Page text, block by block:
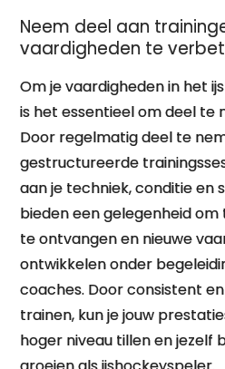
Neem deel aan
vaardigheden te
Om je vaardigheden in het
is het essentieel om deel te
Door regelmatig deel te
gestructureerde
aan je techniek, conditie en
bieden een gelegenheid
te ontvangen en nieuwe
ontwikkelen onder
coaches. Door consistent
trainen, kun je jouw
hoger niveau tillen en jezelf